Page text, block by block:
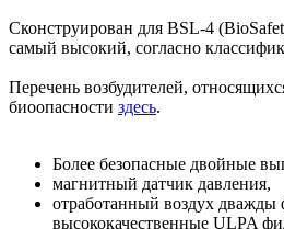
Сконструирован для BSL-4
самый высокий, согласно
Перечень возбудителей,
биоопасности здесь.
Более безопасные двойные
магнитный датчик давления,
отработанный воздух дважды
высококачественные ULPA